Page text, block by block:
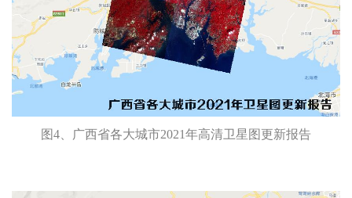
图4、广西省各大城市2021年高清卫星图更新报告